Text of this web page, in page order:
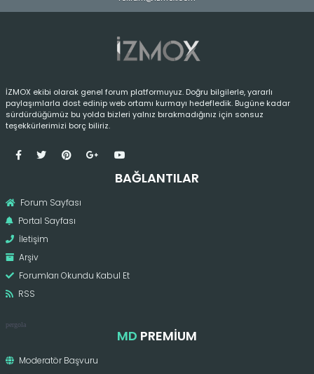
İZMOX ekibi olarak genel forum platformuyuz. Doğru bilgilerle, yararlı
paylaşımlarla dost edinip web ortamı kurmayı hedefledik. Bugüne kadar
sürdürdüğümüz bu yolda bizleri yalnız bırakmadığınız için sonsuz
teşekkürlerimizi borç biliriz.
BAĞLANTILAR
Forum Sayfası
Portal Sayfası
İletişim
Arşiv
Forumları Okundu Kabul Et
RSS
pergola
MD PREMIUM
Moderatör Başvuru